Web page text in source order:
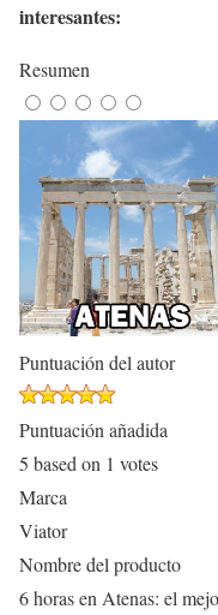
interesantes:
Resumen
Puntuación del autor
Puntuación añadida
5 based on 1 votes
Marca
Viator
Nombre del producto
6 horas en Atenas: el